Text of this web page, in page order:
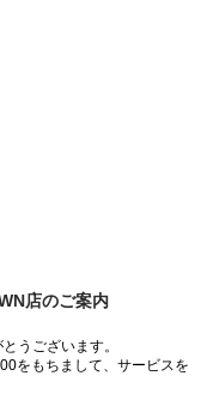
店のご案内
うございます。
をもちまして、サービスを